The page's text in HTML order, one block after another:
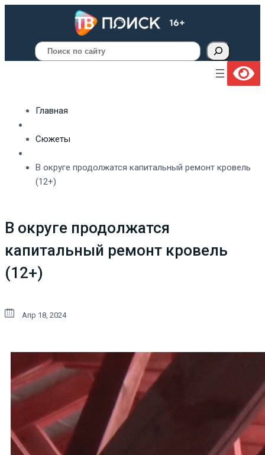
Поиск
Главная
Сюжеты
В округе продолжатся капитальный ремонт кровель
(12+)
В округе продолжатся
капитальный ремонт кровель
(12+)
Апр 18, 2024